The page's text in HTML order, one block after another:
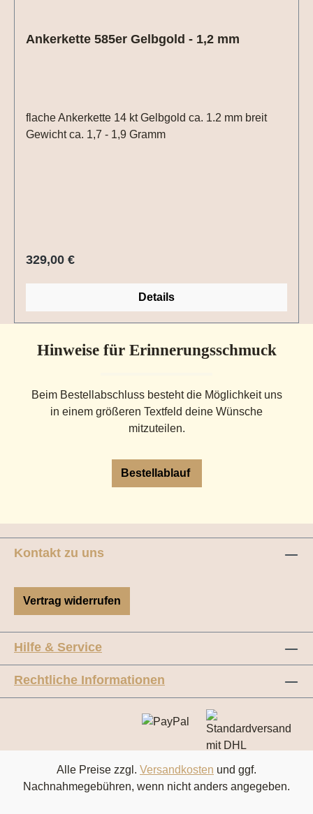
Ankerkette 585er Gelbgold - 1,2 mm
flache Ankerkette 14 kt Gelbgold ca. 1.2 mm breit
Gewicht ca. 1,7 - 1,9 Gramm
Regulärer Preis:
329,00 €
Details
Hinweise für Erinnerungsschmuck
Beim Bestellabschluss besteht die Möglichkeit uns
in einem größeren Textfeld deine Wünsche
mitzuteilen.
Bestellablauf
Kontakt zu uns
Vertrag widerrufen
Hilfe & Service
Rechtliche Informationen
Alle Preise zzgl. Versandkosten und ggf.
Nachnahmegebühren, wenn nicht anders angegeben.